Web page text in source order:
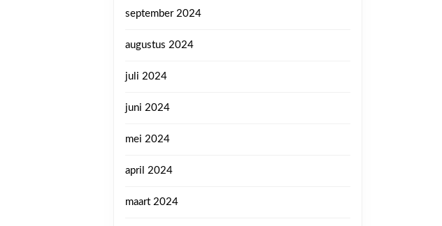
september 2024
augustus 2024
juli 2024
juni 2024
mei 2024
april 2024
maart 2024